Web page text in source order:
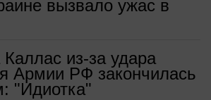
вызвало ужас в
Каллас из-за удара
Армии РФ закончилась
"Идиотка"